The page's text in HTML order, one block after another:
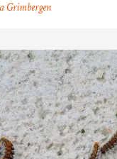
Grimbergen